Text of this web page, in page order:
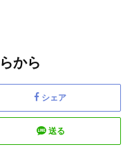
から
シェア
送る